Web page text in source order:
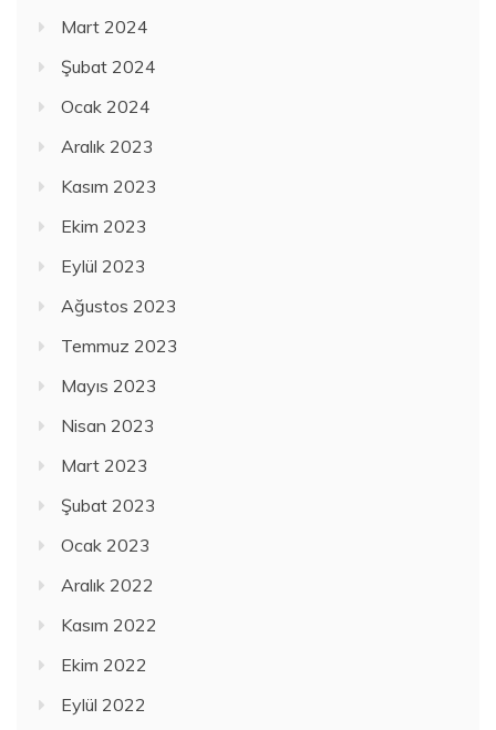
Mart 2024
Şubat 2024
Ocak 2024
Aralık 2023
Kasım 2023
Ekim 2023
Eylül 2023
Ağustos 2023
Temmuz 2023
Mayıs 2023
Nisan 2023
Mart 2023
Şubat 2023
Ocak 2023
Aralık 2022
Kasım 2022
Ekim 2022
Eylül 2022